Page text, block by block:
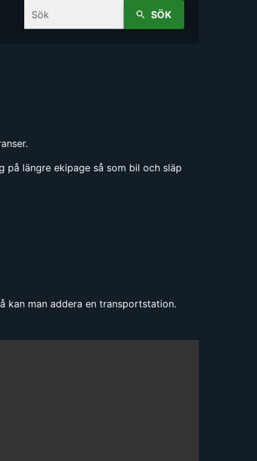
Sök SÖK
längre ekipage så som bil och släp
kan man addera en transportstation.